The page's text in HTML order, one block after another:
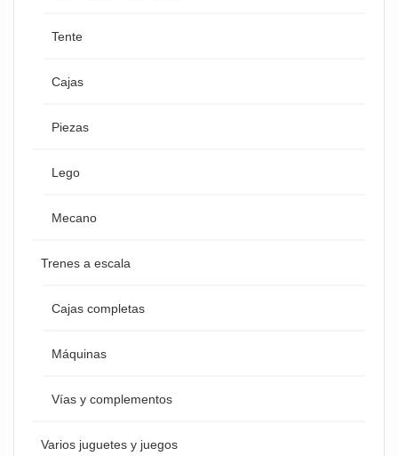
Tente
Cajas
Piezas
Lego
Mecano
Trenes a escala
Cajas completas
Máquinas
Vías y complementos
Varios juguetes y juegos